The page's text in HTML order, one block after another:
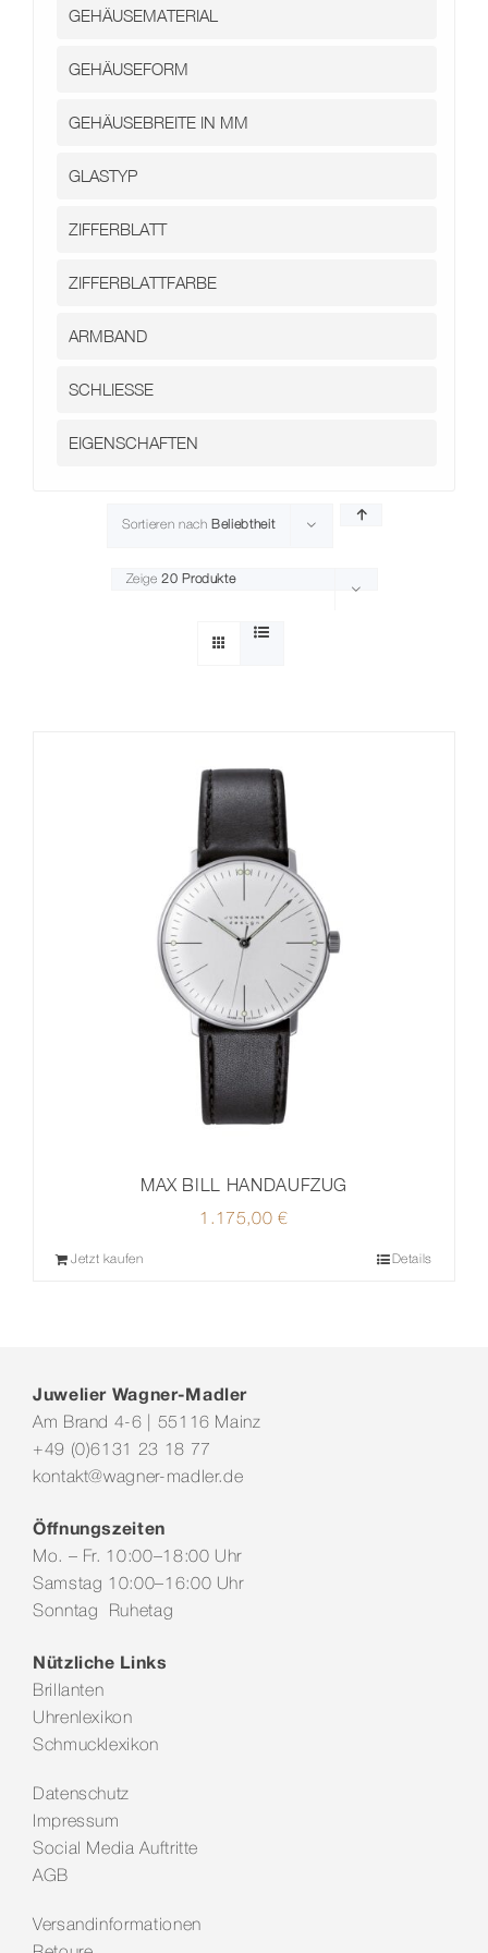
Sortieren nach Beliebtheit
Zeige20 Produkte
MAX BILL HANDAUFZUG
1.175,00€
Jetzt kaufen Details
Juwelier Wagner-Madler
Am Brand 4-6 | 55116 Mainz
+49 (0)6131 23 18 77
kontakt@wagner-madler.de
Öffnungszeiten
Mo. – Fr. 10:00–18:00 Uhr
Samstag 10:00–16:00 Uhr
Sonntag Ruhetag
Nützliche Links
Brillanten
Uhrenlexikon
Schmucklexikon
Datenschutz
Impressum
Social Media Auftritte
AGB
Versandinformationen